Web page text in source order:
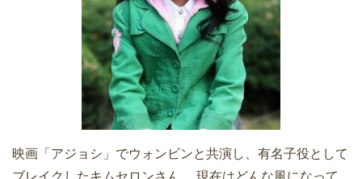
映画「アジョシ」でウォンビンと共演し、有名子役として
ブレイクしたキムセロンさん。 現在はどんな風になって